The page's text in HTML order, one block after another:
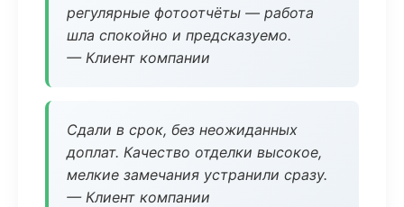
регулярные фотоотчёты — работа
шла спокойно и предсказуемо.
— Клиент компании
Сдали в срок, без неожиданных
доплат. Качество отделки высокое,
мелкие замечания устранили сразу.
— Клиент компании